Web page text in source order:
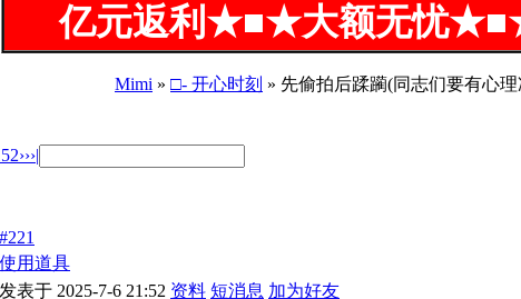
亿元返利★■★大额无忧
Mimi » □- 开心时刻 » 先偷拍后蹂躏(同志们要有心
52›››|
#221
使用道具
发表于 2025-7-6 21:52 资料 短消息 加为好友